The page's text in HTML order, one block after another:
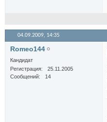
04.09.2009, 14:35
Romeo144
Кандидат
Регистрация
25.11.2005
Сообщений
14